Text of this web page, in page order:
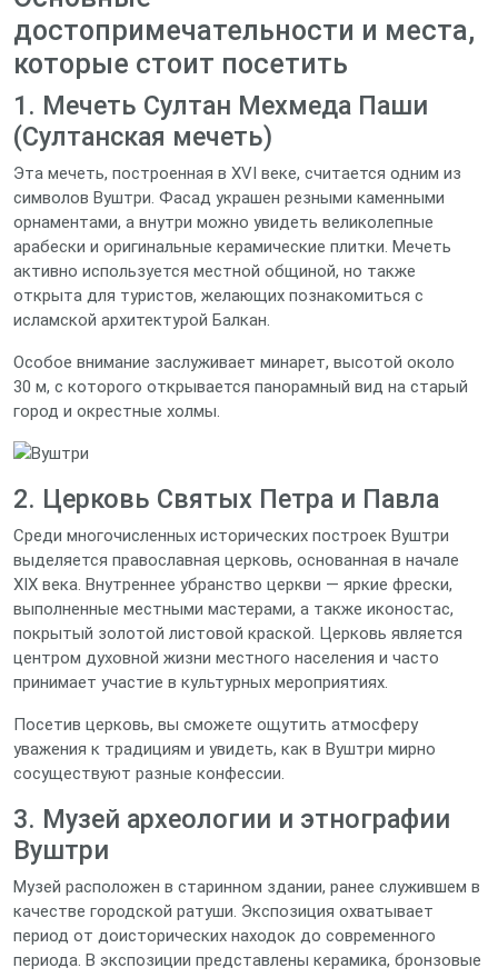
достопримечательности и места,
которые стоит посетить
1. Мечеть Султан Мехмеда Паши
(Султанская мечеть)
Эта мечеть, построенная в XVI веке, считается одним из
символов Вуштри. Фасад украшен резными каменными
орнаментами, а внутри можно увидеть великолепные
арабески и оригинальные керамические плитки. Мечеть
активно используется местной общиной, но также
открыта для туристов, желающих познакомиться с
исламской архитектурой Балкан.
Особое внимание заслуживает минарет, высотой около
30 м, с которого открывается панорамный вид на старый
город и окрестные холмы.
2. Церковь Святых Петра и Павла
Среди многочисленных исторических построек Вуштри
выделяется православная церковь, основанная в начале
XIX века. Внутреннее убранство церкви — яркие фрески,
выполненные местными мастерами, а также иконостас,
покрытый золотой листовой краской. Церковь является
центром духовной жизни местного населения и часто
принимает участие в культурных мероприятиях.
Посетив церковь, вы сможете ощутить атмосферу
уважения к традициям и увидеть, как в Вуштри мирно
сосуществуют разные конфессии.
3. Музей археологии и этнографии
Вуштри
Музей расположен в старинном здании, ранее служившем в
качестве городской ратуши. Экспозиция охватывает
период от доисторических находок до современного
периода. В экспозиции представлены керамика, бронзовые